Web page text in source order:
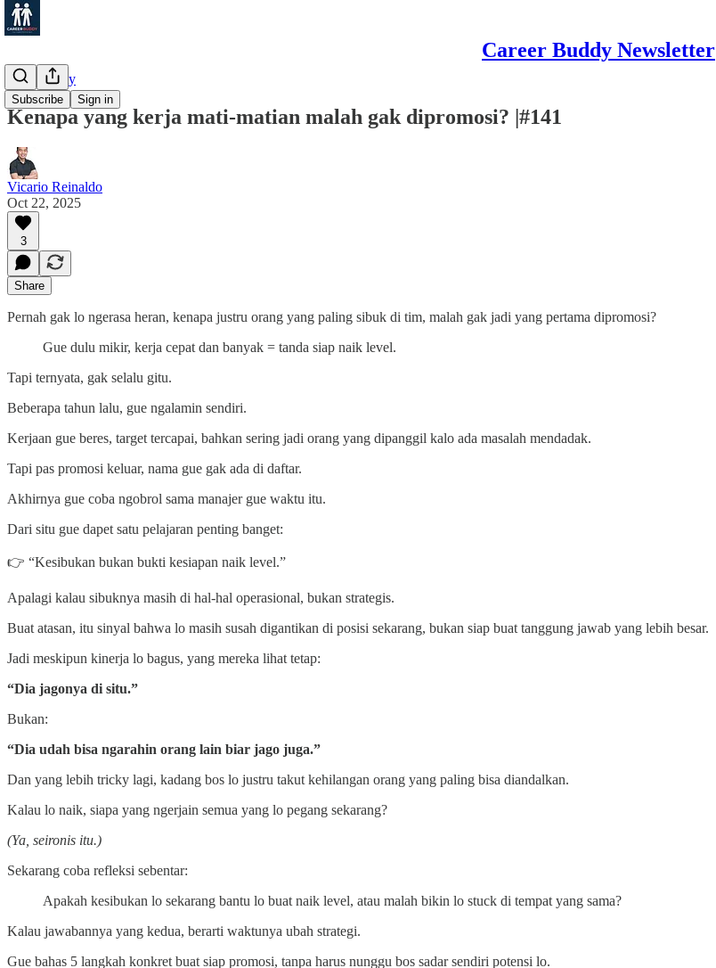
Career Buddy Newsletter
Subscribe Sign in
Productivity
Kenapa yang kerja mati-matian malah gak dipromosi? |#141
Vicario Reinaldo
Oct 22, 2025
3
Share
Pernah gak lo ngerasa heran, kenapa justru orang yang paling sibuk di tim, malah gak jadi yang pertama dipromosi?
Gue dulu mikir, kerja cepat dan banyak = tanda siap naik level.
Tapi ternyata, gak selalu gitu.
Beberapa tahun lalu, gue ngalamin sendiri.
Kerjaan gue beres, target tercapai, bahkan sering jadi orang yang dipanggil kalo ada masalah mendadak.
Tapi pas promosi keluar, nama gue gak ada di daftar.
Akhirnya gue coba ngobrol sama manajer gue waktu itu.
Dari situ gue dapet satu pelajaran penting banget:
👉 “Kesibukan bukan bukti kesiapan naik level.”
Apalagi kalau sibuknya masih di hal-hal operasional, bukan strategis.
Buat atasan, itu sinyal bahwa lo masih susah digantikan di posisi sekarang, bukan siap buat tanggung jawab yang lebih besar.
Jadi meskipun kinerja lo bagus, yang mereka lihat tetap:
“Dia jagonya di situ.”
Bukan:
“Dia udah bisa ngarahin orang lain biar jago juga.”
Dan yang lebih tricky lagi, kadang bos lo justru takut kehilangan orang yang paling bisa diandalkan.
Kalau lo naik, siapa yang ngerjain semua yang lo pegang sekarang?
(Ya, seironis itu.)
Sekarang coba refleksi sebentar:
Apakah kesibukan lo sekarang bantu lo buat naik level, atau malah bikin lo stuck di tempat yang sama?
Kalau jawabannya yang kedua, berarti waktunya ubah strategi.
Gue bahas 5 langkah konkret buat siap promosi, tanpa harus nunggu bos sadar sendiri potensi lo.